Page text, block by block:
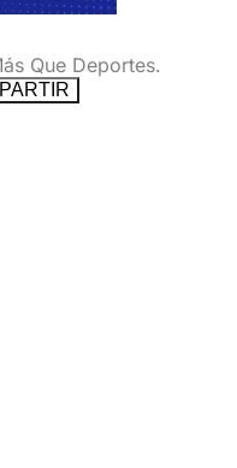
Que Deportes.